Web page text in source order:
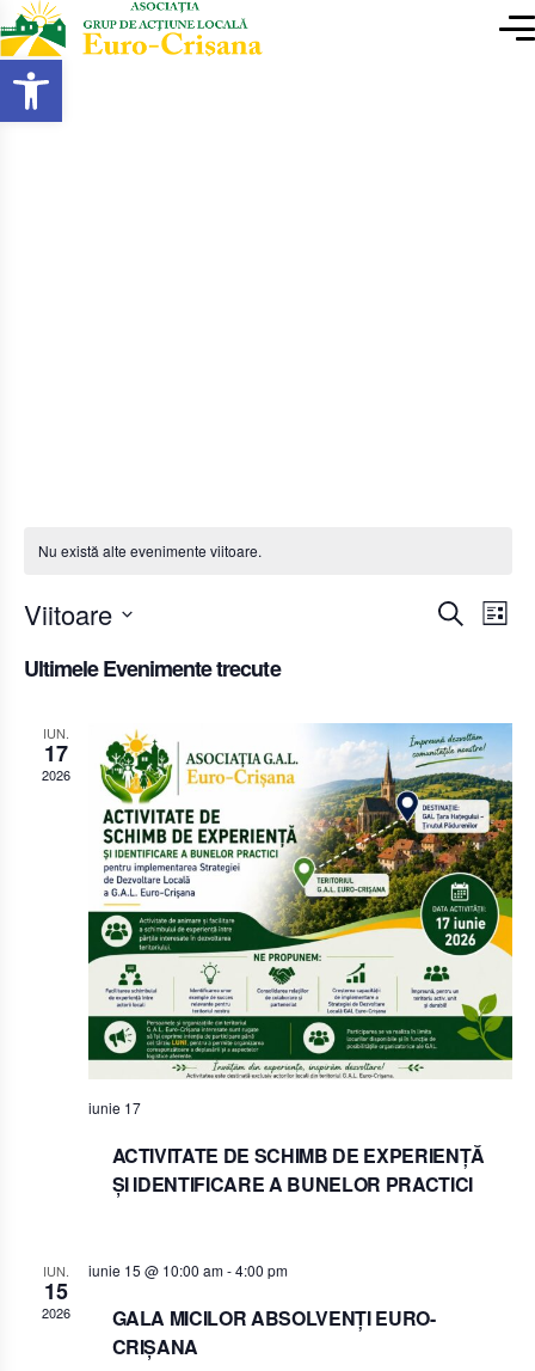
Deschide bara de unelte
conținut
Nu există alte evenimente viitoare.
și
căutare
CautăListă
Viitoare
data.
Ultimele Evenimente trecute
IUN.
17
2026
iunie 17
ACTIVITATE DE SCHIMB DE EXPERIENȚĂ
ȘI IDENTIFICARE A BUNELOR PRACTICI
IUN.
15
2026
iunie 15 @ 10:00 am-4:00 pm
GALA MICILOR ABSOLVENȚI EURO-
CRIȘANA